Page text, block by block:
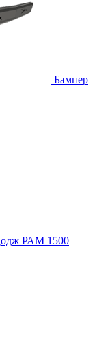
Бампер
РАМ 1500